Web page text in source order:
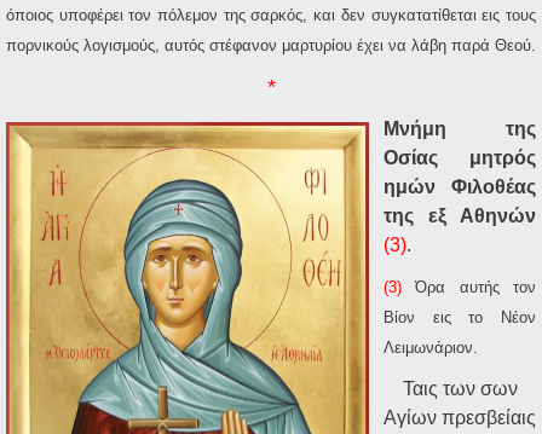
όποιος υποφέρει τον πόλεμον της σαρκός, και δεν συγκατατίθεται εις τους
πορνικούς λογισμούς, αυτός στέφανον μαρτυρίου έχει να λάβη παρά Θεού.
*
Μνήμη της
Οσίας μητρός
ημών Φιλοθέας
της εξ Αθηνών
(3).
(3)Όρα αυτής τον
Βίον εις το Νέον
Λειμωνάριον.
Ταις των σων
Αγίων πρεσβείαις